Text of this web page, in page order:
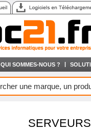
QUI SOMMES-NOUS ? |